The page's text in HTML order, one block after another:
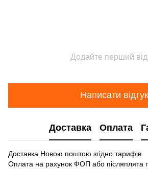
Додайте перший
Написати відгук
Доставка Оплата
Доставка Новою поштою згідно тарифів
Оплата на рахунок ФОП або післяплята